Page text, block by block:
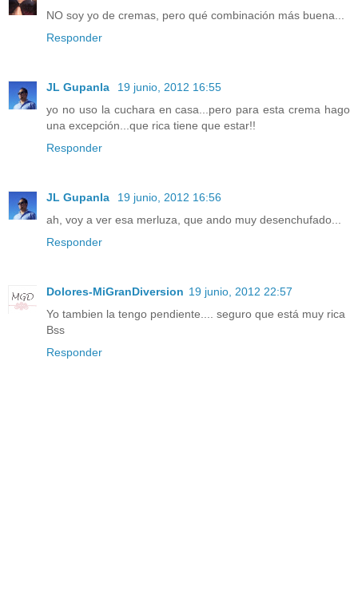
NO soy yo de cremas, pero qué combinación más buena...
Responder
JL Gupanla
19 junio, 2012 16:55
yo no uso la cuchara en casa...pero para esta crema hago
una excepción...que rica tiene que estar!!
Responder
JL Gupanla
19 junio, 2012 16:56
ah, voy a ver esa merluza, que ando muy desenchufado...
Responder
Dolores-MiGranDiversion 19 junio, 2012 22:57
Yo tambien la tengo pendiente.... seguro que está muy rica
Bss
Responder